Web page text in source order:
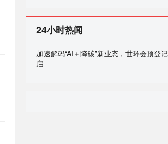
24小时热闻
加速解码“AI＋降碳”新业态，世环会预登
启